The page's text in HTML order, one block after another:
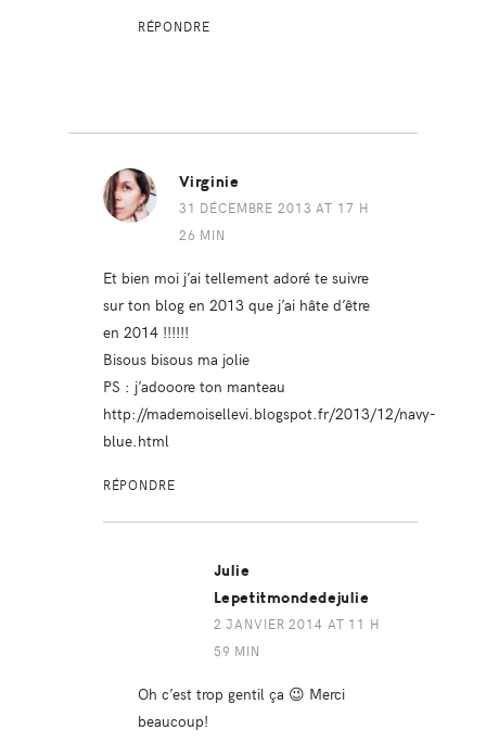
RÉPONDRE
Virginie
31 DÉCEMBRE 2013 AT 17 H
26 MIN
Et bien moi j’ai tellement adoré te suivre
sur ton blog en 2013 que j’ai hâte d’être
en 2014 !!!!!!
Bisous bisous ma jolie
PS : j’adooore ton manteau
http://mademoisellevi.blogspot.fr/2013/12/navy-
blue.html
RÉPONDRE
Julie
Lepetitmondedejulie
2 JANVIER 2014 AT 11 H
59 MIN
Oh c’est trop gentil ça 😉 Merci
beaucoup!